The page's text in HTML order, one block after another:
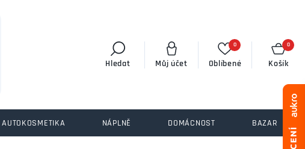
Hledat Můj účet
0
Oblíbené
0
Košík
AUTOKOSMETIKA NÁPLNĚ DOMÁCNOST BAZAR